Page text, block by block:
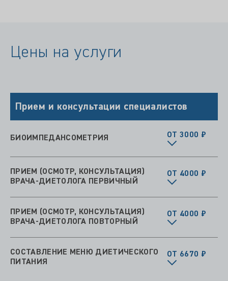
Цены на услуги
Прием и консультации специалистов
БИОИМПЕДАНСОМЕТРИЯ ОТ 3000 ₽
ПРИЕМ (ОСМОТР, КОНСУЛЬТАЦИЯ)
ВРАЧА-ДИЕТОЛОГА ПЕРВИЧНЫЙ
ОТ 4000 ₽
ПРИЕМ (ОСМОТР, КОНСУЛЬТАЦИЯ)
ВРАЧА-ДИЕТОЛОГА ПОВТОРНЫЙ
ОТ 4000 ₽
СОСТАВЛЕНИЕ МЕНЮ ДИЕТИЧЕСКОГО
ПИТАНИЯ
ОТ 6670 ₽